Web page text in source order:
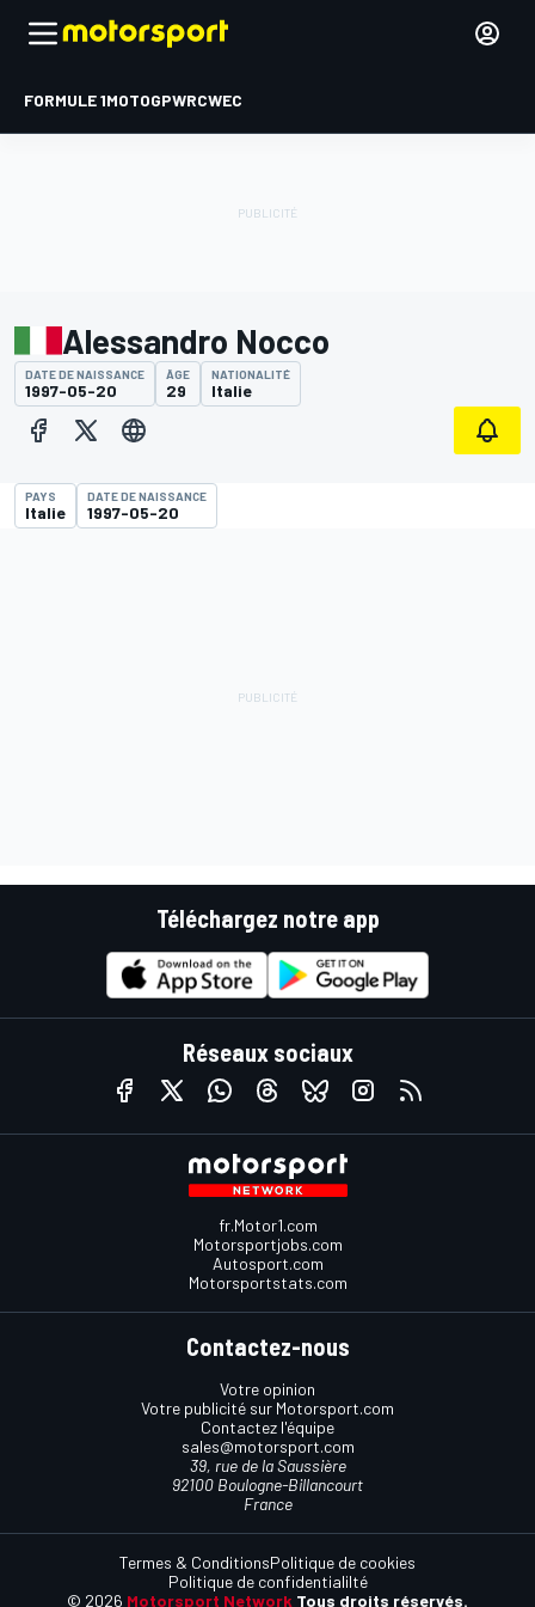
FORMULE 1MOTOGPWRCWEC
Alessandro Nocco
DATE DE NAISSANCE
1997-05-20
ÂGE
29
NATIONALITÉ
Italie
PAYS
Italie
DATE DE NAISSANCE
1997-05-20
Téléchargez notre app
Réseaux sociaux
fr.Motor1.com
Motorsportjobs.com
Autosport.com
Motorsportstats.com
Contactez-nous
Votre opinion
Votre publicité sur Motorsport.com
Contactez l'équipe
sales@motorsport.com
39, rue de la Saussière
92100 Boulogne-Billancourt
France
© 2026 Motorsport Network Tous droits réservés.
Termes & ConditionsPolitique de cookies
Politique de confidentialilté